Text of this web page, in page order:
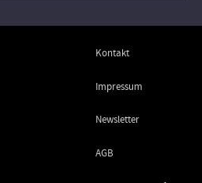
Kontakt
Impressum
Newsletter
AGB